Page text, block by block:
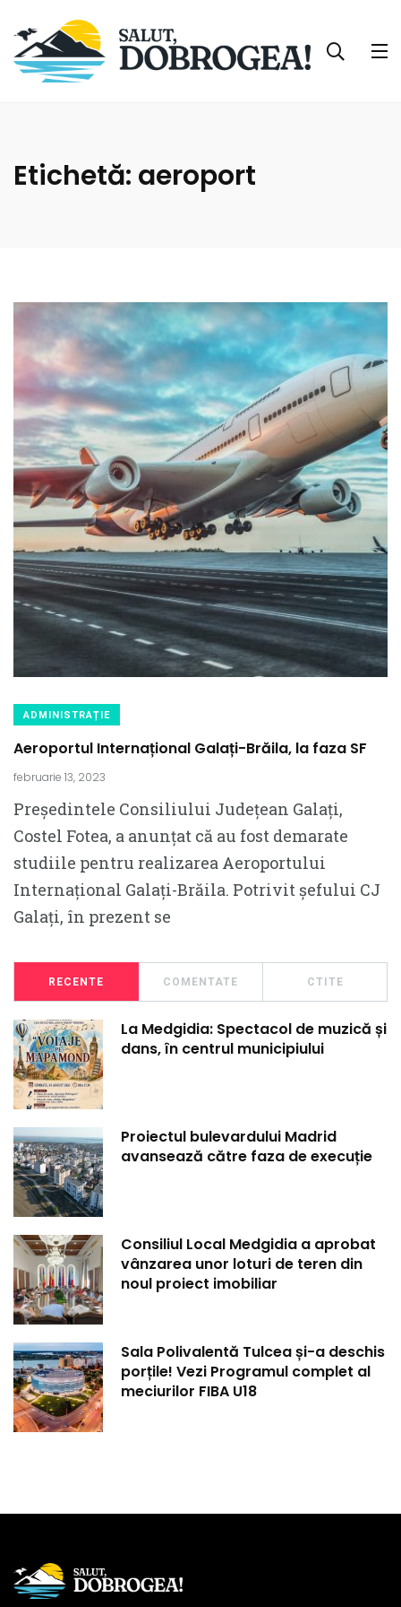
Etichetă: aeroport
ADMINISTRAȚIE
Aeroportul Internațional Galați-Brăila, la faza SF
februarie 13, 2023
Președintele Consiliului Județean Galați,
Costel Fotea, a anunțat că au fost demarate
studiile pentru realizarea Aeroportului
Internațional Galați-Brăila. Potrivit șefului CJ
Galați, în prezent se
RECENTE COMENTATE CTITE
La Medgidia: Spectacol de muzică și
dans, în centrul municipiului
Proiectul bulevardului Madrid
avansează către faza de execuție
Consiliul Local Medgidia a aprobat
vânzarea unor loturi de teren din
noul proiect imobiliar
Sala Polivalentă Tulcea și-a deschis
porțile! Vezi Programul complet al
meciurilor FIBA U18